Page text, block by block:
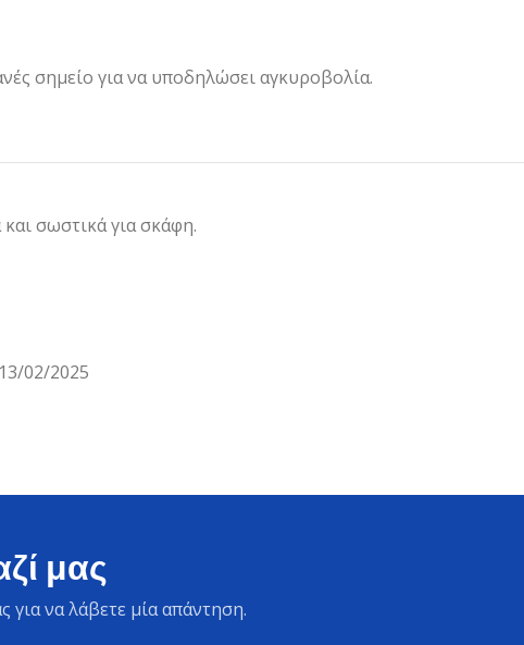
σημείο για να υποδηλώσει αγκυροβολία.
σωστικά για σκάφη.
02/2025
μας
να λάβετε μία απάντηση.